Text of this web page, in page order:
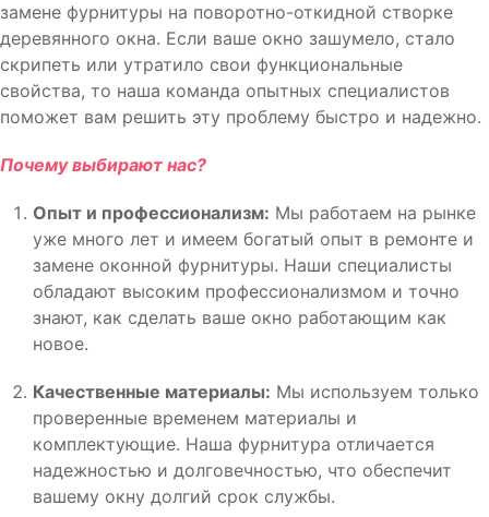
замене фурнитуры на поворотно-откидной створке
деревянного окна. Если ваше окно зашумело, стало
скрипеть или утратило свои функциональные
свойства, то наша команда опытных специалистов
поможет вам решить эту проблему быстро и надежно.
Почему выбирают нас?
Опыт и профессионализм: Мы работаем на рынке
уже много лет и имеем богатый опыт в ремонте и
замене оконной фурнитуры. Наши специалисты
обладают высоким профессионализмом и точно
знают, как сделать ваше окно работающим как
новое.
Качественные материалы: Мы используем только
проверенные временем материалы и
комплектующие. Наша фурнитура отличается
надежностью и долговечностью, что обеспечит
вашему окну долгий срок службы.